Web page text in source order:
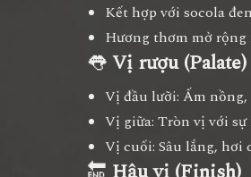
Kết hợp với socola
Hương thơm mở rộng
👅Vị rượu (Palate)
Vị đầu lưỡi: Ấm nồng,
Vị giữa: Tròn vị với sự
Vị cuối: Sâu lắng, hơi